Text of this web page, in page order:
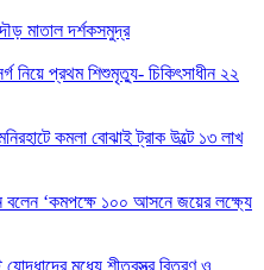
মাতাল দর্শকসমুদ্র
নিয়ে প্রথম শিশুমৃত্যু- চিকিৎসাধীন ২২
কমলা বোঝাই ট্রাক উল্টে ১৩ লাখ
বলেন ‘কমপক্ষে ১০০ আসনে জয়ের লক্ষ্যে
মধ্যে শীতবস্ত্র বিতরণ ও